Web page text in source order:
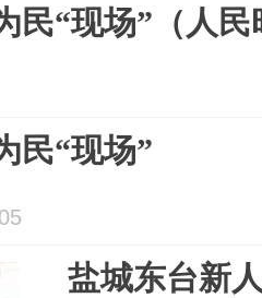
民“现场”（人民
民“现场”
盐城东台新